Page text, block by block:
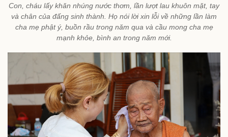
Con, cháu lấy khăn nhúng nước thơm, lần lượt lau khuôn mặt, tay
và chân của đấng sinh thành. Họ nói lời xin lỗi về những lần làm
cha mẹ phật ý, buồn rầu trong năm qua và cầu mong cha mẹ
mạnh khỏe, bình an trong năm mới.